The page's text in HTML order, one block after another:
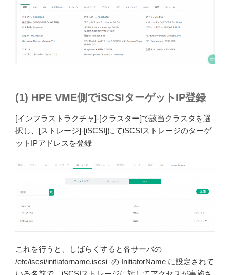
(1) HPE VME側でiSCSIターゲットIP登録
[インフラストラクチャ]-[クラスター]で該当クラスタを選
択し、[ストレージ]-[iSCSI]にてiSCSIストレージのターゲ
ットIPアドレスを登録
これを行うと、しばらくすると各サーバの
/etc/iscsi/initiatorname.iscsi の InitiatorName に設定されて